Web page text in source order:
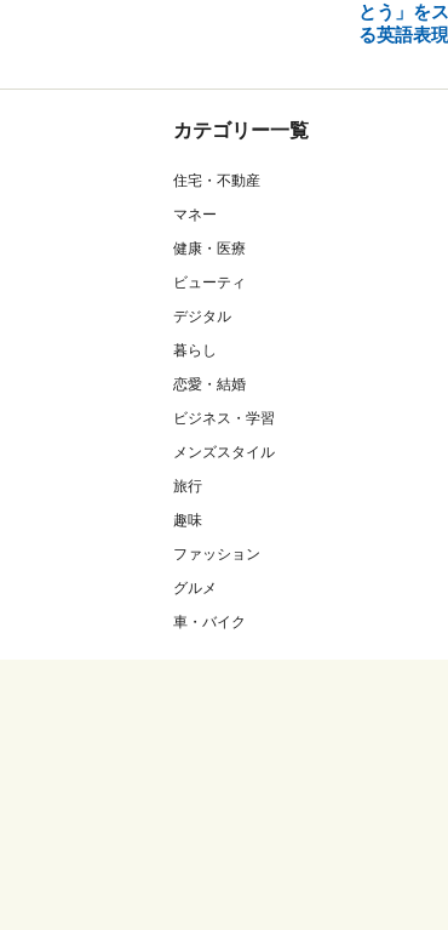
とう」を
る英語表現
カテゴリー一覧
住宅・不動産
マネー
健康・医療
ビューティ
デジタル
暮らし
恋愛・結婚
ビジネス・学習
メンズスタイル
旅行
趣味
ファッション
グルメ
車・バイク